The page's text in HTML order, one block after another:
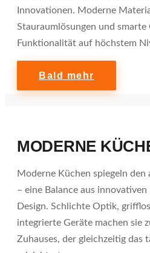
Innovationen. Moderne
Stauraumlösungen und
Funktionalität auf höchstem
Bald mehr
MODERNE
Moderne Küchen spiegeln
– eine Balance aus
Design. Schlichte Optik,
integrierte Geräte machen sie
Zuhauses, der gleichzeitig das